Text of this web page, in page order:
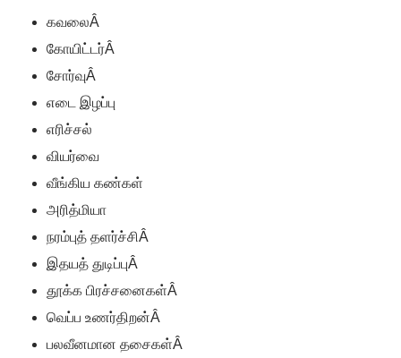
கவலைÂ
கோயிட்டர்Â
சோர்வுÂ
எடை இழப்பு
எரிச்சல்
வியர்வை
வீங்கிய கண்கள்
அரித்மியா
நரம்புத் தளர்ச்சிÂ
இதயத் துடிப்புÂ
தூக்க பிரச்சனைகள்Â
வெப்ப உணர்திறன்Â
பலவீனமான தசைகள்Â